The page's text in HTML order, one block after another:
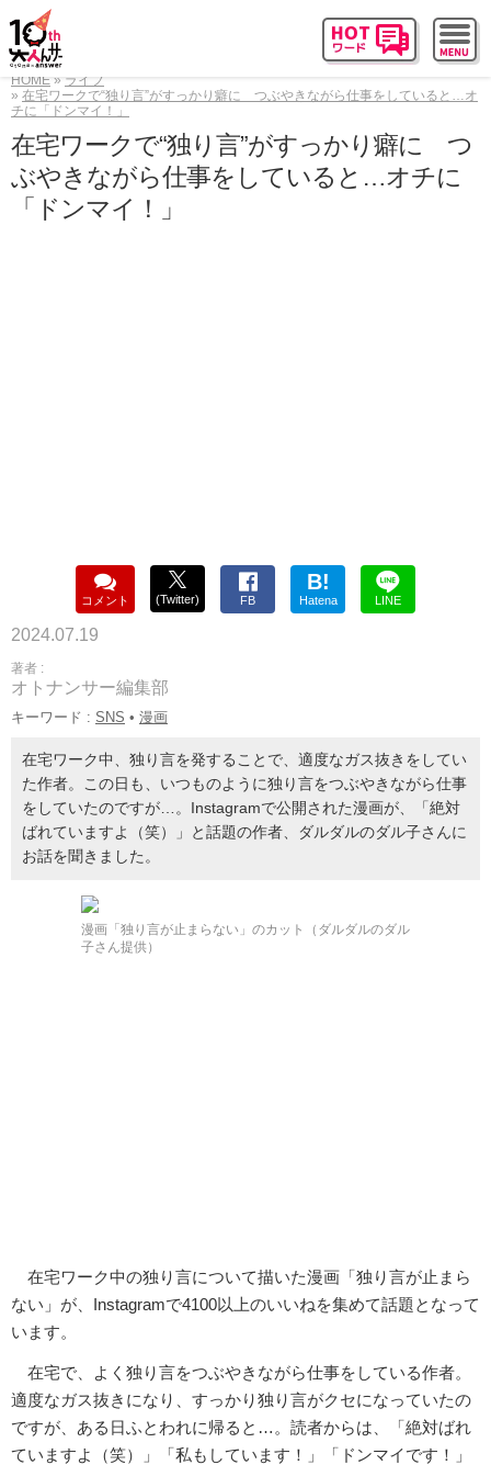
HOME
ライフ
在宅ワークで“独り言”がすっかり癖に つぶやきながら仕事をしていると…オ
チに「ドンマイ！」
在宅ワークで“独り言”がすっかり癖に つ
ぶやきながら仕事をしていると…オチに
「ドンマイ！」
コメント (Twitter) FB
B!
Hatena LINE
2024.07.19
著者 :
オトナンサー編集部
キーワード : SNS • 漫画
在宅ワーク中、独り言を発することで、適度なガス抜きをしてい
た作者。この日も、いつものように独り言をつぶやきながら仕事
をしていたのですが…。Instagramで公開された漫画が、「絶対
ばれていますよ（笑）」と話題の作者、ダルダルのダル子さんに
お話を聞きました。
漫画「独り言が止まらない」のカット（ダルダルのダル
子さん提供）
在宅ワーク中の独り言について描いた漫画「独り言が止まら
ない」が、Instagramで4100以上のいいねを集めて話題となって
います。
在宅で、よく独り言をつぶやきながら仕事をしている作者。
適度なガス抜きになり、すっかり独り言がクセになっていたの
ですが、ある日ふとわれに帰ると…。読者からは、「絶対ばれ
ていますよ（笑）」「私もしています！」「ドンマイです！」